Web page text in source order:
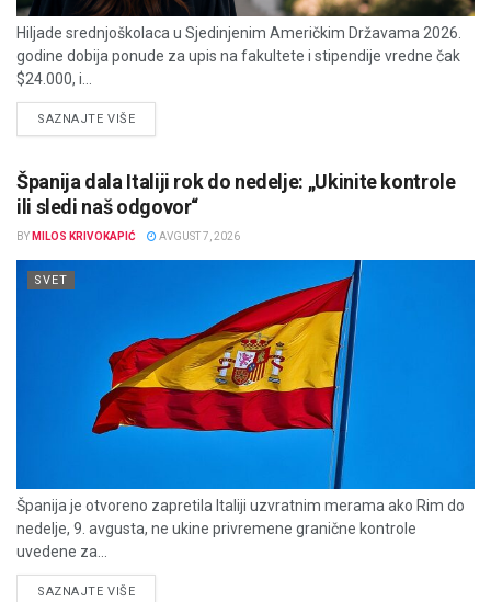
Hiljade srednjoškolaca u Sjedinjenim Američkim Državama 2026.
godine dobija ponude za upis na fakultete i stipendije vredne čak
$24.000, i...
SAZNAJTE VIŠEDETAILS
Španija dala Italiji rok do nedelje: „Ukinite kontrole
ili sledi naš odgovor“
BY MILOS KRIVOKAPIĆ AVGUST 7, 2026
SVET
Španija je otvoreno zapretila Italiji uzvratnim merama ako Rim do
nedelje, 9. avgusta, ne ukine privremene granične kontrole
uvedene za...
SAZNAJTE VIŠEDETAILS